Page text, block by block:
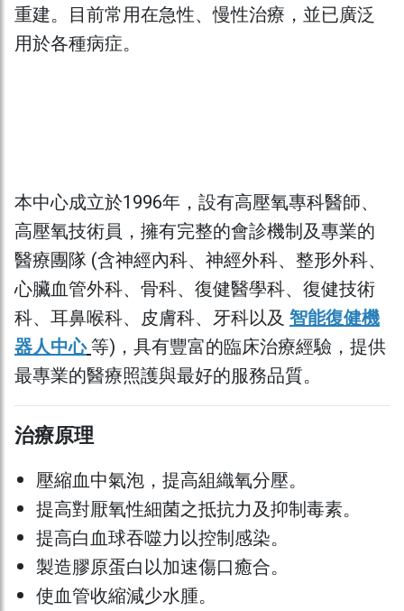
重建。目前常用在急性、慢性治療，並已廣泛
用於各種病症。
本中心成立於1996年，設有高壓氧專科醫師、
高壓氧技術員，擁有完整的會診機制及專業的
醫療團隊 (含神經內科、神經外科、整形外科、
心臟血管外科、骨科、復健醫學科、復健技術
科、耳鼻喉科、皮膚科、牙科以及 智能復健機
器人中心等)，具有豐富的臨床治療經驗，提供
最專業的醫療照護與最好的服務品質。
治療原理
壓縮血中氣泡，提高組織氧分壓。
提高對厭氧性細菌之抵抗力及抑制毒素。
提高白血球吞噬力以控制感染。
製造膠原蛋白以加速傷口癒合。
使血管收縮減少水腫。